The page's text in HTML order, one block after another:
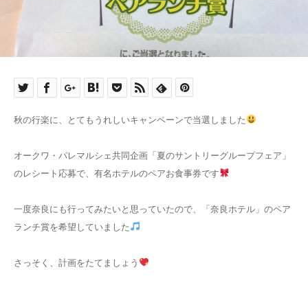
秋の行楽に、とてもうれしいキャンペーンで当選しました
オークワ・パレマルシェ共同企画「夏のサントリーグループフェア」
のレシート応募で、有名ホテルのペアお食事券です
一度奈良にも行ってみたいと思っていたので、「奈良ホテル」のペア
ランチ賞を希望していました
さっそく、計画をたてましょう